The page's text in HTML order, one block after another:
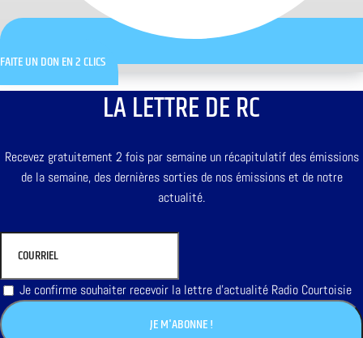
FAITE UN DON EN 2 CLICS
LA LETTRE DE RC
Recevez gratuitement 2 fois par semaine un récapitulatif des émissions
de la semaine, des dernières sorties de nos émissions et de notre
actualité.
Je confirme souhaiter recevoir la lettre d'actualité Radio Courtoisie